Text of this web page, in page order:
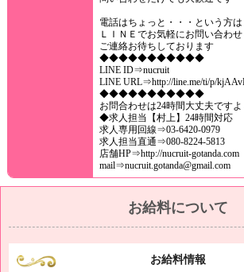
電話はちょっと・・・という方は
ＬＩＮＥでお気軽にお問い合わ
ご連絡お待ちしております
◆◆◆◆◆◆◆◆◆◆◆
LINE ID⇒nucruit
LINE URL⇒http://line.me/ti/p/
◆◆◆◆◆◆◆◆◆◆◆
お問合わせは24時間大丈夫ですよ
◆求人担当【村上】24時間対応
求人専用回線⇒03-6420-0979
求人担当直通⇒080-8224-5813
店舗HP⇒http://nucruit-gotanda.com
mail⇒nucruit.gotanda@gmail.com
お給料について
お給料情報